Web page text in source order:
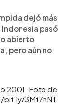
dejó más
pasó
abierto
pero aún no
2001. Foto de
bit.ly/3Mt7nNT